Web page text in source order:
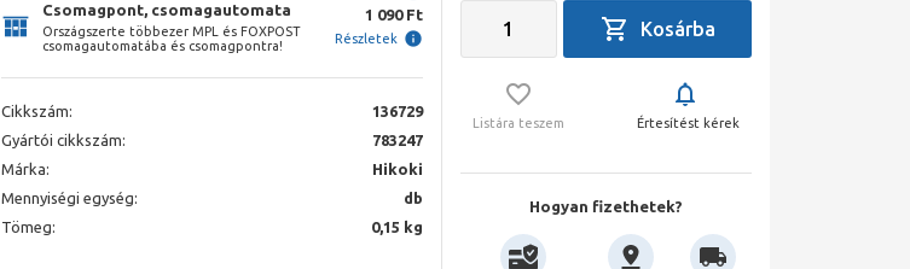
Csomagpont, csomagautomata
Országszerte többezer MPL és FOXPOST
csomagautomatába és csomagpontra!
1 090 Ft
Részletek
Cikkszám:
136729
Gyártói cikkszám:
783247
Márka:
Hikoki
Mennyiségi egység:
db
Tömeg:
0,15 kg
Listára teszem Értesítést kérek
Hogyan fizethetek?